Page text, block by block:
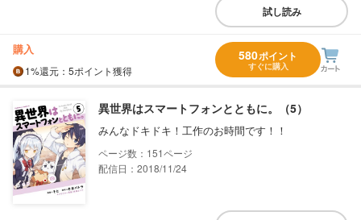
試し読み
購入
1%還元 ：5ポイント獲得
580ポイント
すぐに購入
異世界はスマートフォンとともに。（5）
みんなドキドキ！工作のお時間です！！
151
配信日：2018/11/24